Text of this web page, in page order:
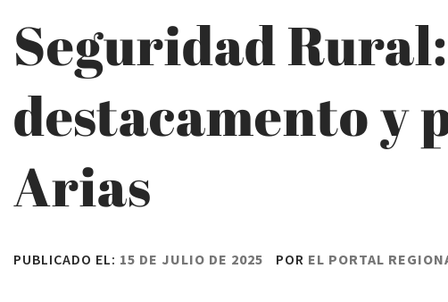
Seguridad
destacamento
Arias
PUBLICADO EL: 15 DE JULIO DE 2025 POR EL PORTAL